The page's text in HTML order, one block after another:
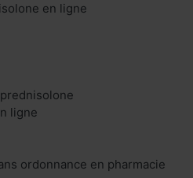
en ligne
ligne
ordonnance en pharmacie